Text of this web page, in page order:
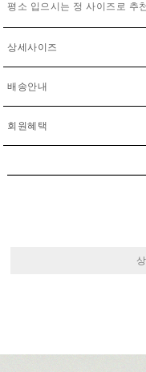
평소 입으시는 정 사이즈로 추
상세사이즈
배송안내
회원혜택